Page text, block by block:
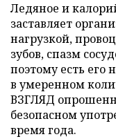
Ледяное и
заставляет
нагрузкой,
зубов, спазм
поэтому есть
в умеренном
ВЗГЛЯД
безопасном
время года.